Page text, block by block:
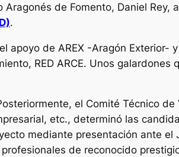
de Fomento, Daniel Rey,
.
apoyo de AREX -Aragón Exterior-
RED ARCE. Unos galardones
el Comité Técnico de
etc., determinó las
mediante presentación ante el
de reconocido